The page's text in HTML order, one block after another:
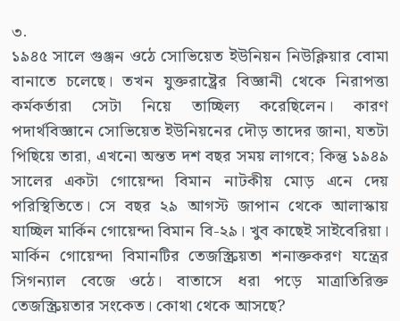
৩.
১৯৪৫ সালে গুঞ্জন ওঠে সোভিয়েত ইউনিয়ন নিউক্লিয়ার বোমা
বানাতে চলেছে। তখন যুক্তরাষ্ট্রের বিজ্ঞানী থেকে নিরাপত্তা
কর্মকর্তারা সেটা নিয়ে তাচ্ছিল্য করেছিলেন। কারণ
পদার্থবিজ্ঞানে সোভিয়েত ইউনিয়নের দৌড় তাদের জানা, যতটা
পিছিয়ে তারা, এখনো অন্তত দশ বছর সময় লাগবে; কিন্তু ১৯৪৯
সালের একটা গোয়েন্দা বিমান নাটকীয় মোড় এনে দেয়
পরিস্থিতিতে। সে বছর ২৯ আগস্ট জাপান থেকে আলাস্কায়
যাচ্ছিল মার্কিন গোয়েন্দা বিমান বি-২৯। খুব কাছেই সাইবেরিয়া।
মার্কিন গোয়েন্দা বিমানটির তেজস্ক্রিয়তা শনাক্তকরণ যন্ত্রের
সিগন্যাল বেজে ওঠে। বাতাসে ধরা পড়ে মাত্রাতিরিক্ত
তেজস্ক্রিয়তার সংকেত। কোথা থেকে আসছে?